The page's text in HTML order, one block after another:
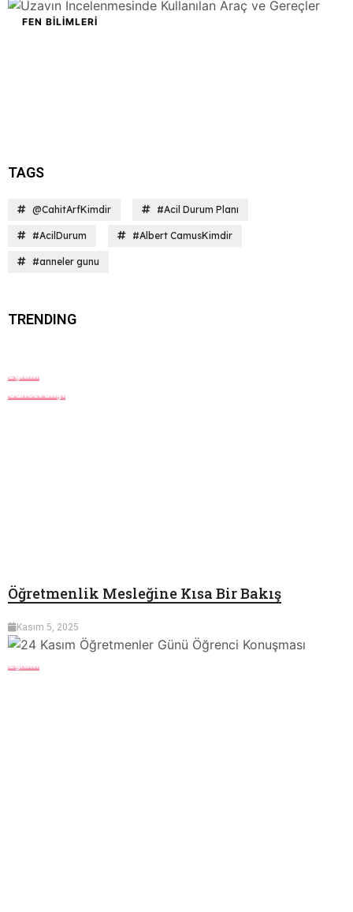
FEN BILIMLERI
TAGS
@CahitArfKimdir #Acil Durum Planı
#AcilDurum #Albert CamusKimdir
#anneler gunu
TRENDING
Eğitim
Güncel Bilgi
Öğretmenlik Mesleğine Kısa Bir Bakış
Kasım 5, 2025
Eğitim